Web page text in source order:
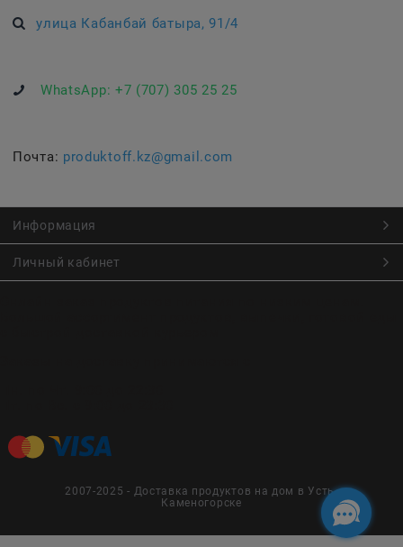
улица Кабанбай батыра, 91/4
WhatsApp: +7 (707) 305 25 25
Почта: produktoff.kz@gmail.com
Информация
Личный кабинет
2007-2025 - Доставка продуктов на дом в Усть-
Каменогорске